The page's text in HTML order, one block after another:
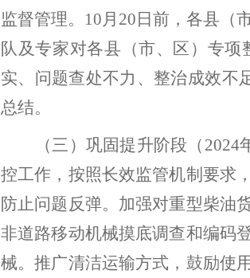
监督管理。 10月 20 日前 ， 各县（
队及专家对各县（市、
区）专项
实、问题查处不力、整治成效不
总结。
（三）巩固提升阶段（ 2024
控工作 ， 按照长效监管机制要求
防止问题反弹。加强对重型柴油
非道路移动机械摸底调查和编码
械。推广清洁运输方式 ， 鼓励使